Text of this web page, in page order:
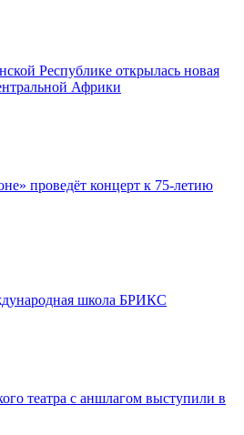
Республике открылась новая
Африки
проведёт концерт к 75-летию
школа БРИКС
театра с аншлагом выступили в